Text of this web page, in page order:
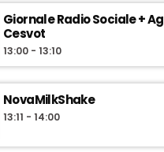
Giornale Radio Sociale +
Cesvot
13:00 - 13:10
NovaMilkShake
13:11 - 14:00